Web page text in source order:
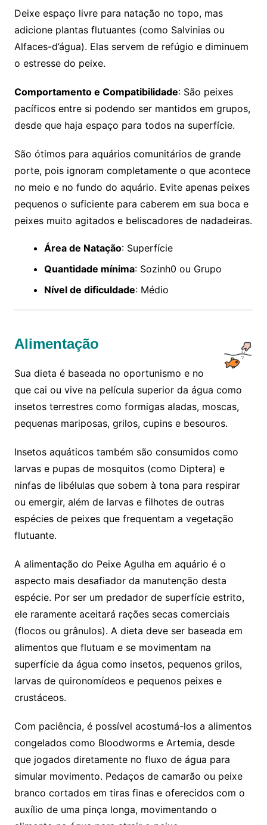
Deixe espaço livre para natação no topo, mas
adicione plantas flutuantes (como Salvinias ou
Alfaces-d’água). Elas servem de refúgio e diminuem
o estresse do peixe.
Comportamento e Compatibilidade: São peixes
pacíficos entre si podendo ser mantidos em grupos,
desde que haja espaço para todos na superfície.
São ótimos para aquários comunitários de grande
porte, pois ignoram completamente o que acontece
no meio e no fundo do aquário. Evite apenas peixes
pequenos o suficiente para caberem em sua boca e
peixes muito agitados e beliscadores de nadadeiras.
Área de Natação: Superfície
Quantidade mínima: Sozinh0 ou Grupo
Nível de dificuldade: Médio
Alimentação
Sua dieta é baseada no oportunismo e no
que cai ou vive na película superior da água como
insetos terrestres como formigas aladas, moscas,
pequenas mariposas, grilos, cupins e besouros.
Insetos aquáticos também são consumidos como
larvas e pupas de mosquitos (como Diptera) e
ninfas de libélulas que sobem à tona para respirar
ou emergir, além de larvas e filhotes de outras
espécies de peixes que frequentam a vegetação
flutuante.
A alimentação do Peixe Agulha em aquário é o
aspecto mais desafiador da manutenção desta
espécie. Por ser um predador de superfície estrito,
ele raramente aceitará rações secas comerciais
(flocos ou grânulos). A dieta deve ser baseada em
alimentos que flutuam e se movimentam na
superfície da água como insetos, pequenos grilos,
larvas de quironomídeos e pequenos peixes e
crustáceos.
Com paciência, é possível acostumá-los a alimentos
congelados como Bloodworms e Artemia, desde
que jogados diretamente no fluxo de água para
simular movimento. Pedaços de camarão ou peixe
branco cortados em tiras finas e oferecidos com o
auxílio de uma pinça longa, movimentando o